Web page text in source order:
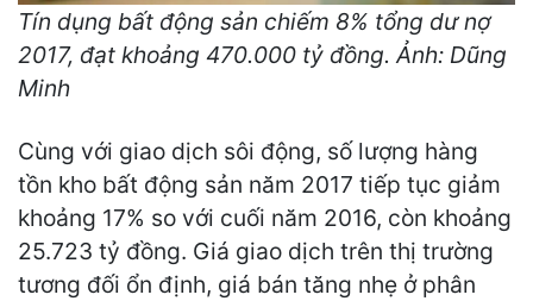
Tín dụng bất động sản chiếm 8% tổng dư nợ
2017, đạt khoảng 470.000 tỷ đồng. Ảnh: Dũng
Minh
Cùng với giao dịch sôi động, số lượng hàng
tồn kho bất động sản năm 2017 tiếp tục giảm
khoảng 17% so với cuối năm 2016, còn khoảng
25.723 tỷ đồng. Giá giao dịch trên thị trường
tương đối ổn định, giá bán tăng nhẹ ở phân